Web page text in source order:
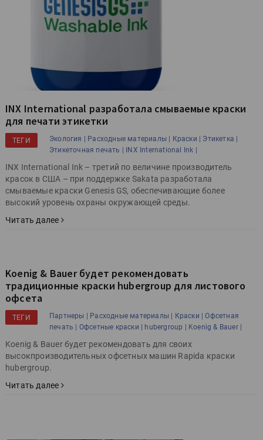
INX International разработала смываемые краски
для печати этикетки
ТЕГИ Экология | Расходные материалы | Краски |
Этикетка |
Этикеточная печать |
INX International Ink |
INX International Ink – третий по величине производитель
красок в США – при поддержке Sakata разработала
смываемые краски Genesis GS, обеспечивающие более
высокий уровень охраны окружающей среды.
Читать далее
Koenig & Bauer будет рекомендовать
традиционные краски hubergroup для листового
офсета
ТЕГИ Партнеры | Расходные материалы | Краски |
Офсетная
печать |
Офсетные краски | hubergroup | Koenig & Bauer |
Koenig & Bauer будет рекомендовать для своих
высокпроизводительных офсетных машин Rapida краски
hubergroup.
Читать далее